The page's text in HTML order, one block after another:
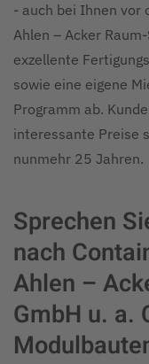
- auch bei Ihnen vor
Ahlen – Acker
exzellente
sowie eine eigene
Programm ab.
interessante Preise
nunmehr 25 Jahren.
Sprechen
nach
Ahlen –
GmbH u. a.